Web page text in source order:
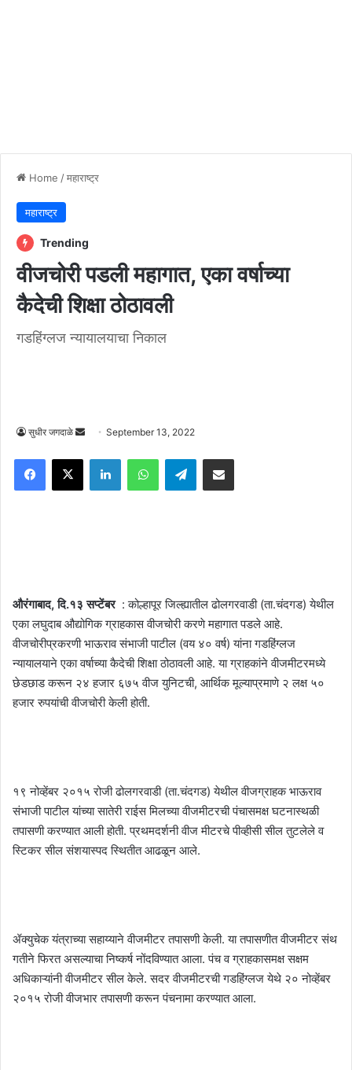
Home /महाराष्ट्र
महाराष्ट्र
Trending
वीजचोरी पडली महागात, एका वर्षाच्या
कैदेची शिक्षा ठोठावली
गडहिंग्लज न्यायालयाचा निकाल
सुधीर जगदाळे
Send
email
September 13, 2022
Facebook
X LinkedInWhatsAppTelegramShare via Email
औरंगाबाद, दि.१३ सप्टेंबर : कोल्हापूर जिल्ह्यातील ढोलगरवाडी (ता.चंदगड) येथील
एका लघुदाब औद्योगिक ग्राहकास वीजचोरी करणे महागात पडले आहे.
वीजचोरीप्रकरणी भाऊराव संभाजी पाटील (वय ४० वर्ष) यांना गडहिंग्लज
न्यायालयाने एका वर्षाच्या कैदेची शिक्षा ठोठावली आहे. या ग्राहकांने वीजमीटरमध्ये
छेडछाड करून २४ हजार ६७५ वीज युनिटची, आर्थिक मूल्याप्रमाणे २ लक्ष ५०
हजार रुपयांची वीजचोरी केली होती.
१९ नोव्हेंबर २०१५ रोजी ढोलगरवाडी (ता.चंदगड) येथील वीजग्राहक भाऊराव
संभाजी पाटील यांच्या सातेरी राईस मिलच्या वीजमीटरची पंचासमक्ष घटनास्थळी
तपासणी करण्यात आली होती. प्रथमदर्शनी वीज मीटरचे पीव्हीसी सील तुटलेले व
स्टिकर सील संशयास्पद स्थितीत आढळून आले.
ॲक्युचेक यंत्राच्या सहाय्याने वीजमीटर तपासणी केली. या तपासणीत वीजमीटर संथ
गतीने फिरत असल्याचा निष्कर्ष नोंदविण्यात आला. पंच व ग्राहकासमक्ष सक्षम
अधिकाऱ्यांनी वीजमीटर सील केले. सदर वीजमीटरची गडहिंग्लज येथे २० नोव्हेंबर
२०१५ रोजी वीजभार तपासणी करून पंचनामा करण्यात आला.